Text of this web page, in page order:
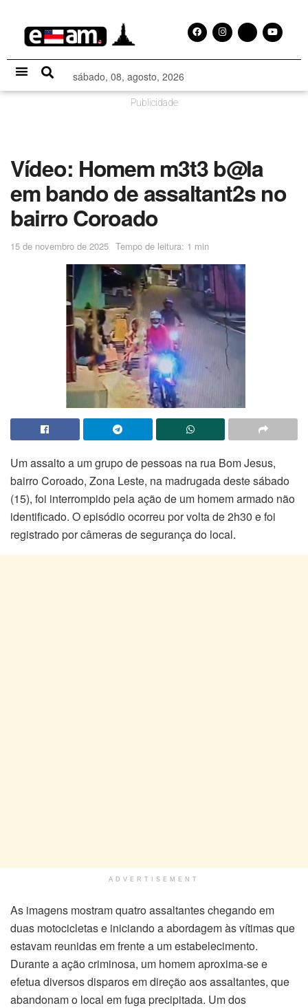
sábado, 08, agosto, 2026
Publicidade
Vídeo: Homem m3t3 b@la
em bando de assaltant2s no
bairro Coroado
15 de novembro de 2025 Tempo de leitura: 1 min
Um assalto a um grupo de pessoas na rua Bom Jesus,
bairro Coroado, Zona Leste, na madrugada deste sábado
(15), foi interrompido pela ação de um homem armado não
identificado. O episódio ocorreu por volta de 2h30 e foi
registrado por câmeras de segurança do local.
ADVERTISEMENT
As imagens mostram quatro assaltantes chegando em
duas motocicletas e iniciando a abordagem às vítimas que
estavam reunidas em frente a um estabelecimento.
Durante a ação criminosa, um homem aproxima-se e
efetua diversos disparos em direção aos assaltantes, que
abandonam o local em fuga precipitada. Um dos